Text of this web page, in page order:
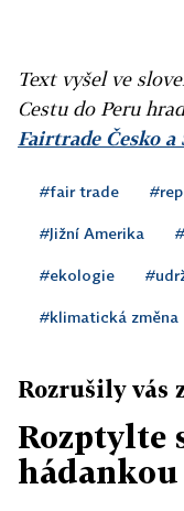
Text vyšel ve
Cestu do Peru
Fairtrade Česko a
#fair trade
#Jižní Amerika
#ekologie
#klimatická změna
Rozrušily vás
Rozptylte
hádankou